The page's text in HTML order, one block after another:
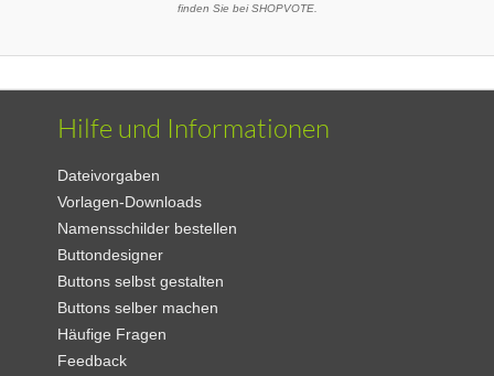
finden Sie bei SHOPVOTE.
Hilfe und Informationen
Dateivorgaben
Vorlagen-Downloads
Namensschilder bestellen
Buttondesigner
Buttons selbst gestalten
Buttons selber machen
Häufige Fragen
Feedback